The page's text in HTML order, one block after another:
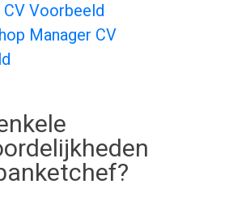
Voorbeeld
Manager CV